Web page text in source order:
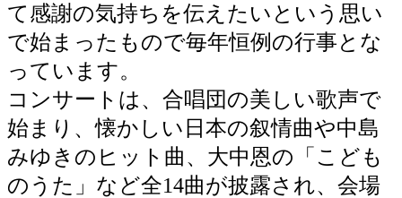
て感謝の気持ちを伝えたいという思い
で始まったもので毎年恒例の行事とな
っています。
コンサートは、合唱団の美しい歌声で
始まり、懐かしい日本の叙情曲や中島
みゆきのヒット曲、大中恩の「こども
のうた」など全14曲が披露され、会場